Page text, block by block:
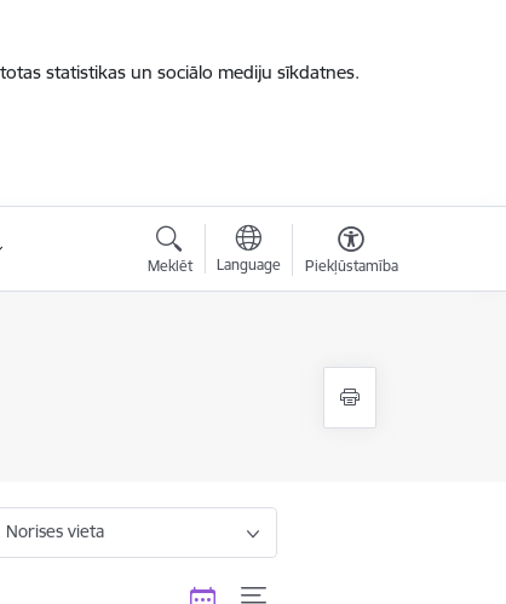
statistikas un sociālo mediju sīkdatnes.
Meklēt Language Piekļūstamība
Norises vieta